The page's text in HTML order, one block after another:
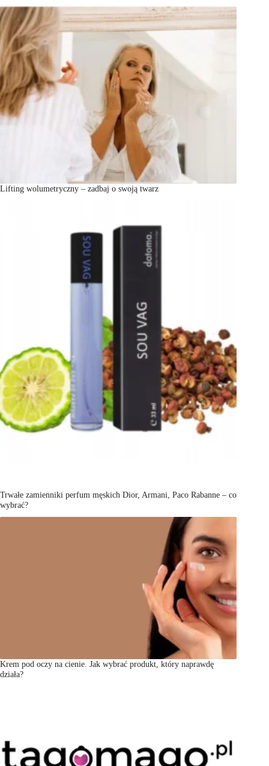
Lifting wolumetryczny – zadbaj o swoją twarz
Trwałe zamienniki perfum męskich Dior, Armani, Paco Rabanne – co
wybrać?
Krem pod oczy na cienie. Jak wybrać produkt, który naprawdę
działa?